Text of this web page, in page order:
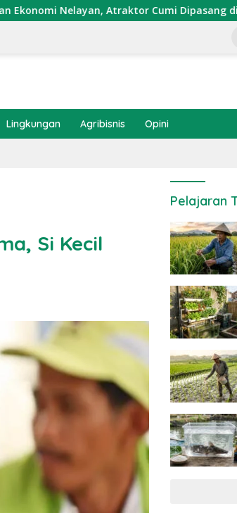
Atraktor Cumi Dipasang di Coral Garden
Lingkungan Agribisnis Opini
Si Kecil
Pelajaran